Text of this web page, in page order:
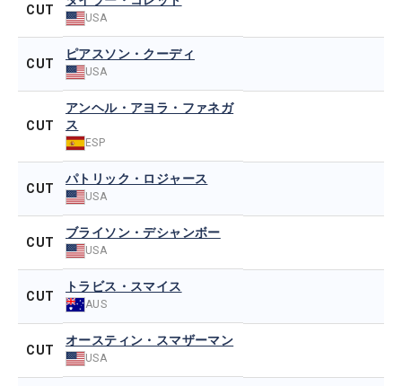
CUT
USA
CUT
ピアスソン・クーディ
USA
CUT
アンヘル・アヨラ・ファネガ
ス
ESP
CUT
パトリック・ロジャース
USA
CUT
ブライソン・デシャンボー
USA
CUT
トラビス・スマイス
AUS
CUT
オースティン・スマザーマン
USA